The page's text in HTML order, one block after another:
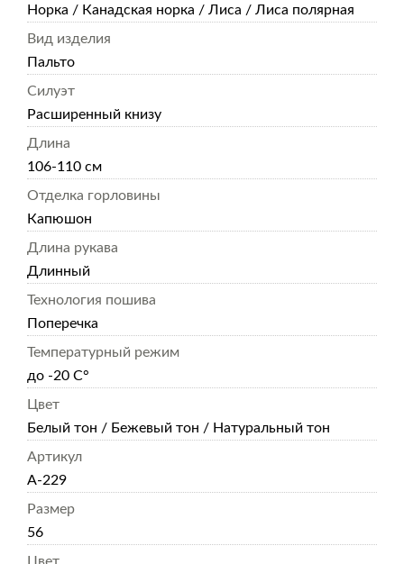
Норка / Канадская норка / Лиса / Лиса полярная
Вид изделия
Пальто
Силуэт
Расширенный книзу
Длина
106-110 см
Отделка горловины
Капюшон
Длина рукава
Длинный
Технология пошива
Поперечка
Температурный режим
до -20 С°
Цвет
Белый тон / Бежевый тон / Натуральный тон
Артикул
А-229
Размер
56